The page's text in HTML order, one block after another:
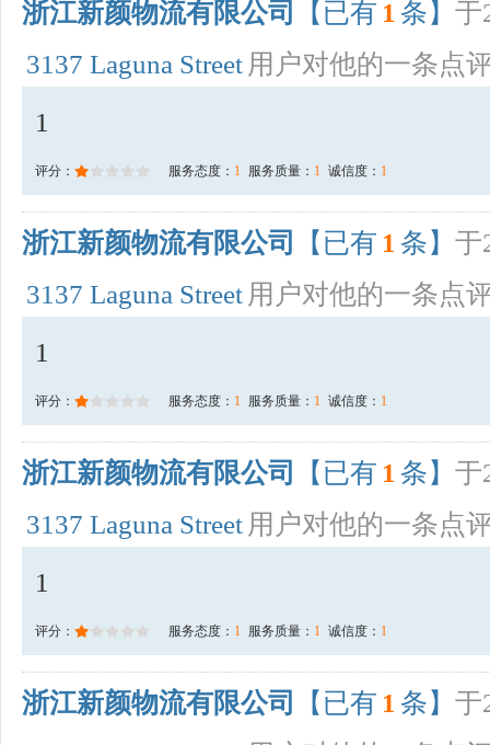
浙江新颜物流有限公司 【已有 1 条】 于
3137 Laguna Street 用户对他的一条点
1
评分： 服务态度： 1 服务质量： 1 诚信度： 1
浙江新颜物流有限公司 【已有 1 条】 于
3137 Laguna Street 用户对他的一条点
1
评分： 服务态度： 1 服务质量： 1 诚信度： 1
浙江新颜物流有限公司 【已有 1 条】 于
3137 Laguna Street 用户对他的一条点
1
评分： 服务态度： 1 服务质量： 1 诚信度： 1
浙江新颜物流有限公司 【已有 1 条】 于